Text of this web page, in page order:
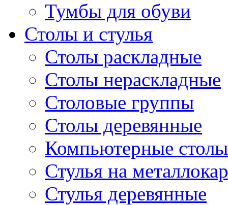
Тумбы для обуви
Столы и стулья
Столы раскладные
Столы нераскладные
Столовые группы
Столы деревянные
Компьютерные столы
Стулья на
Стулья деревянные